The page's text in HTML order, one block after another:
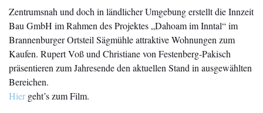
Zentrumsnah und doch in ländlicher Umgebung erstellt die Innzeit
Bau GmbH im Rahmen des Projektes „Dahoam im Inntal“ im
Brannenburger Ortsteil Sägmühle attraktive Wohnungen zum
Kaufen. Rupert Voß und Christiane von Festenberg-Pakisch
präsentieren zum Jahresende den aktuellen Stand in ausgewählten
Bereichen.
Hiergeht’s zum Film.